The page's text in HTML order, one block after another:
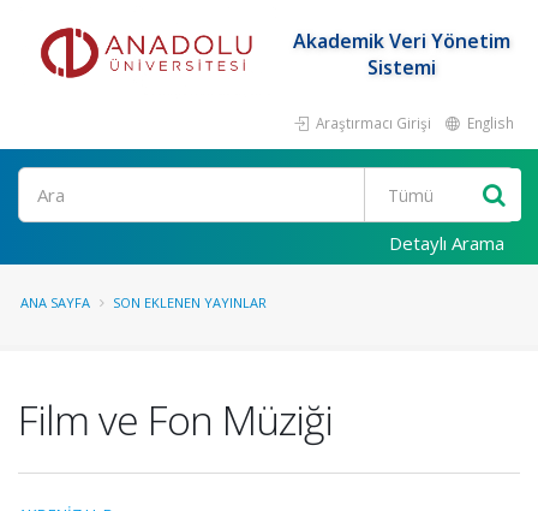
Akademik Veri Yönetim
Sistemi
Araştırmacı Girişi English
Ara
Detaylı Arama
ANA SAYFA SON EKLENEN YAYINLAR
Film ve Fon Müziği